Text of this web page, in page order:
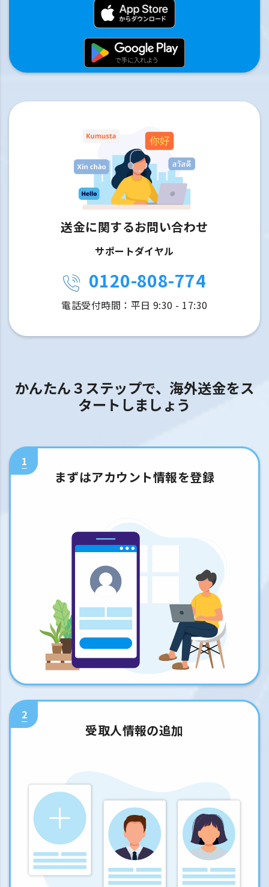
送金に関するお問い合わせ
サポートダイヤル
0120-808-774
電話受付時間：平日 9:30 - 17:30
かんたん３ステップで、海外送金をス
タートしましょう
1
まずはアカウント情報を登録
2
受取人情報の追加